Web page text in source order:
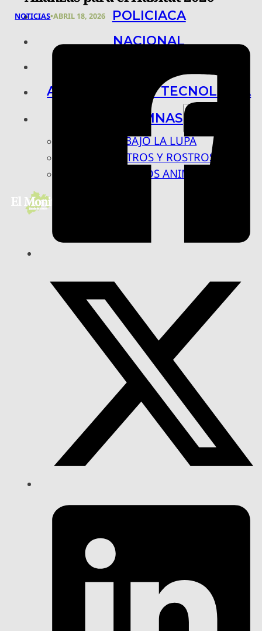
POLICIACA
NACIONAL
ARTE, CIENCIA Y TECNOLOGÍA
COLUMNAS
BAJO LA LUPA
RASTROS Y ROSTROS
VÍNCULOS ANIMALES
NOTICIAS•ABRIL 18, 2026